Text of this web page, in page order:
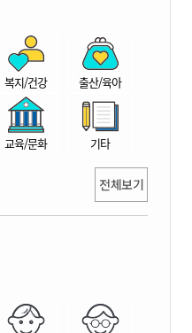
복지/건강 출산/육아
교육/문화 기타
전체보기